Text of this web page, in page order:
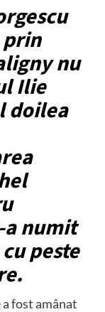
nu
Ilie
doilea
numit
peste
fost amânat